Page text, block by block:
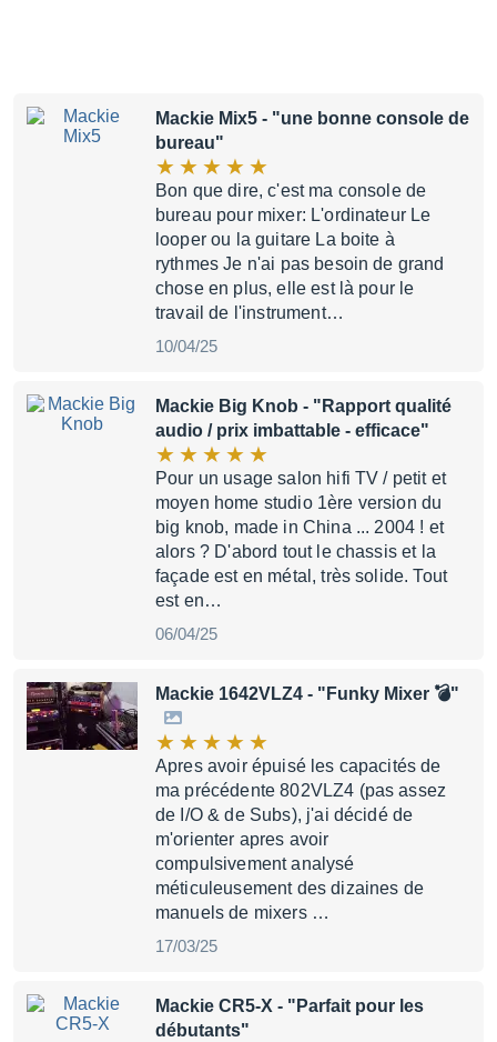
Mackie Mix5 - "une bonne console de
bureau"
Bon que dire, c'est ma console de
bureau pour mixer: L'ordinateur Le
looper ou la guitare La boite à
rythmes Je n'ai pas besoin de grand
chose en plus, elle est là pour le
travail de l'instrument…
10/04/25
Mackie Big Knob - "Rapport qualité
audio / prix imbattable - efficace"
Pour un usage salon hifi TV / petit et
moyen home studio 1ère version du
big knob, made in China ... 2004 ! et
alors ? D'abord tout le chassis et la
façade est en métal, très solide. Tout
est en…
06/04/25
Mackie 1642VLZ4 - "Funky Mixer 💣"
Apres avoir épuisé les capacités de
ma précédente 802VLZ4 (pas assez
de I/O & de Subs), j'ai décidé de
m'orienter apres avoir
compulsivement analysé
méticuleusement des dizaines de
manuels de mixers …
17/03/25
Mackie CR5-X - "Parfait pour les
débutants"